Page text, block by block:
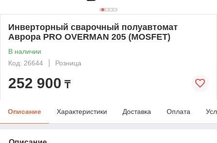
Инверторный сварочный полуавтомат
Аврора PRO OVERMAN 205 (MOSFET)
В наличии
Код: 26644
Розница
252 900 ₸
Описание Характеристики Доставка Оплата